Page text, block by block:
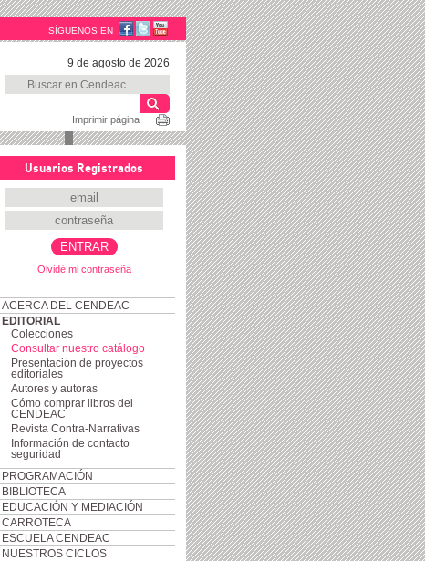
SÍGUENOS EN
9 de agosto de 2026
Imprimir página
Usuarios Registrados
Olvidé mi contraseña
ACERCA DEL CENDEAC
EDITORIAL
Colecciones
Consultar nuestro catálogo
Presentación de proyectos
editoriales
Autores y autoras
Cómo comprar libros del
CENDEAC
Revista Contra-Narrativas
Información de contacto
seguridad
PROGRAMACIÓN
BIBLIOTECA
EDUCACIÓN Y MEDIACIÓN
CARROTECA
ESCUELA CENDEAC
NUESTROS CICLOS